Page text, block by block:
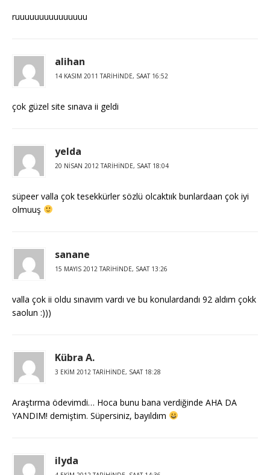
ruuuuuuuuuuuuuuu
alihan
14 KASIM 2011 TARIHINDE, SAAT 16:52
çok güzel site sınava ii geldi
yelda
20 NISAN 2012 TARIHINDE, SAAT 18:04
süpeer valla çok tesekkürler sözlü olcaktıık bunlardaan çok iyi
olmuuş
sanane
15 MAYIS 2012 TARIHINDE, SAAT 13:26
valla çok ii oldu sınavım vardı ve bu konulardandı 92 aldım çokk
saolun :)))
Kübra A.
3 EKIM 2012 TARIHINDE, SAAT 18:28
Araştırma ödevimdi… Hoca bunu bana verdiğinde AHA DA
YANDIM! demiştim. Süpersiniz, bayıldım
ilyda